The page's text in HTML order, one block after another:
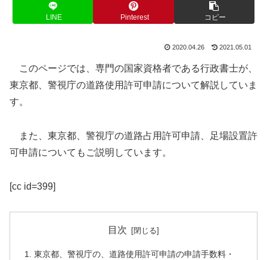
LINE Pinterest コピー
2020.04.26 2021.05.01
このページでは、専門の国家資格者である行政書士が、
東京都、警視庁の道路使用許可申請について解説していま
す。
また、東京都、警視庁の道路占用許可申請、足場設置許
可申請についてもご説明しています。
[cc id=399]
目次
東京都、警視庁の、道路使用許可申請の申請手数料・